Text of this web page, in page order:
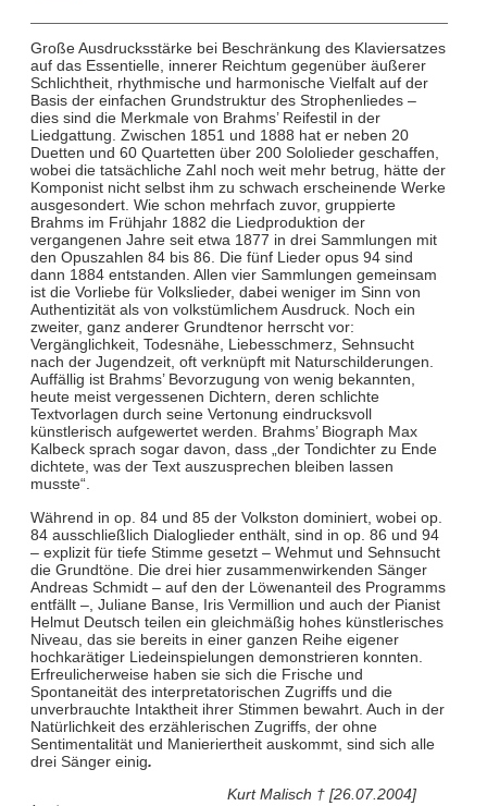
Große Ausdrucksstärke bei Beschränkung des Klaviersatzes
auf das Essentielle, innerer Reichtum gegenüber äußerer
Schlichtheit, rhythmische und harmonische Vielfalt auf der
Basis der einfachen Grundstruktur des Strophenliedes –
dies sind die Merkmale von Brahms’ Reifestil in der
Liedgattung. Zwischen 1851 und 1888 hat er neben 20
Duetten und 60 Quartetten über 200 Sololieder geschaffen,
wobei die tatsächliche Zahl noch weit mehr betrug, hätte der
Komponist nicht selbst ihm zu schwach erscheinende Werke
ausgesondert. Wie schon mehrfach zuvor, gruppierte
Brahms im Frühjahr 1882 die Liedproduktion der
vergangenen Jahre seit etwa 1877 in drei Sammlungen mit
den Opuszahlen 84 bis 86. Die fünf Lieder opus 94 sind
dann 1884 entstanden. Allen vier Sammlungen gemeinsam
ist die Vorliebe für Volkslieder, dabei weniger im Sinn von
Authentizität als von volkstümlichem Ausdruck. Noch ein
zweiter, ganz anderer Grundtenor herrscht vor:
Vergänglichkeit, Todesnähe, Liebesschmerz, Sehnsucht
nach der Jugendzeit, oft verknüpft mit Naturschilderungen.
Auffällig ist Brahms’ Bevorzugung von wenig bekannten,
heute meist vergessenen Dichtern, deren schlichte
Textvorlagen durch seine Vertonung eindrucksvoll
künstlerisch aufgewertet werden. Brahms’ Biograph Max
Kalbeck sprach sogar davon, dass „der Tondichter zu Ende
dichtete, was der Text auszusprechen bleiben lassen
musste“.
Während in op. 84 und 85 der Volkston dominiert, wobei op.
84 ausschließlich Dialoglieder enthält, sind in op. 86 und 94
– explizit für tiefe Stimme gesetzt – Wehmut und Sehnsucht
die Grundtöne. Die drei hier zusammenwirkenden Sänger
Andreas Schmidt – auf den der Löwenanteil des Programms
entfällt –, Juliane Banse, Iris Vermillion und auch der Pianist
Helmut Deutsch teilen ein gleichmäßig hohes künstlerisches
Niveau, das sie bereits in einer ganzen Reihe eigener
hochkarätiger Liedeinspielungen demonstrieren konnten.
Erfreulicherweise haben sie sich die Frische und
Spontaneität des interpretatorischen Zugriffs und die
unverbrauchte Intaktheit ihrer Stimmen bewahrt. Auch in der
Natürlichkeit des erzählerischen Zugriffs, der ohne
Sentimentalität und Manieriertheit auskommt, sind sich alle
drei Sänger einig.
Kurt Malisch † [26.07.2004]